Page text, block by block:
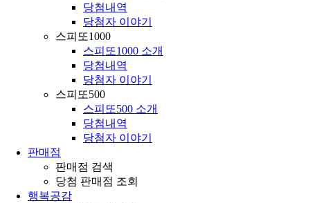
당첨내역
당첨자 이야기
스피또1000
스피또1000 소개
당첨내역
당첨자 이야기
스피또500
스피또500 소개
당첨내역
당첨자 이야기
판매점
판매점 검색
당첨 판매점 조회
행복공감